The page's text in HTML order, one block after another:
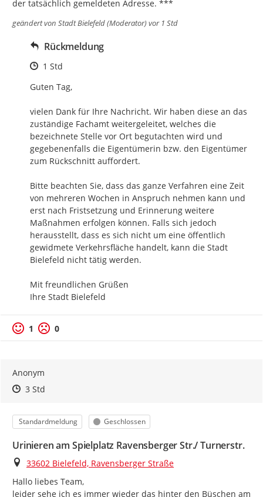
der tatsächlich gemeldeten Adresse. ***
geändert von Stadt Bielefeld (Moderator)vor 1 Std
Rückmeldung
Zeitpunkt des Erstellens
1 Std
Guten Tag,
vielen Dank für Ihre Nachricht. Wir haben diese an das
zuständige Fachamt weitergeleitet, welches die
bezeichnete Stelle vor Ort begutachten wird und
gegebenenfalls die Eigentümerin bzw. den Eigentümer
zum Rückschnitt auffordert.
Bitte beachten Sie, dass das ganze Verfahren eine Zeit
von mehreren Wochen in Anspruch nehmen kann und
erst nach Fristsetzung und Erinnerung weitere
Maßnahmen erfolgen können. Falls sich jedoch
herausstellt, dass es sich nicht um eine öffentlich
gewidmete Verkehrsfläche handelt, kann die Stadt
Bielefeld nicht tätig werden.
Mit freundlichen Grüßen
Ihre Stadt Bielefeld
1 0
Anonym
Zeitpunkt des Erstellens
Zeitpunkt des Erstellens
3 StdZur Äußerung
Kategorie
Standardmeldung Status
Geschlossen
Urinieren am Spielplatz Ravensberger Str./ Turnerstr.
Ort
33602 Bielefeld, Ravensberger Straße
Hallo liebes Team,
leider sehe ich es immer wieder das hinter den Büschen am